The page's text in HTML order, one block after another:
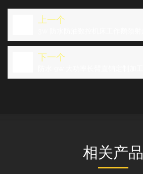
上一个
下一个
相关产品